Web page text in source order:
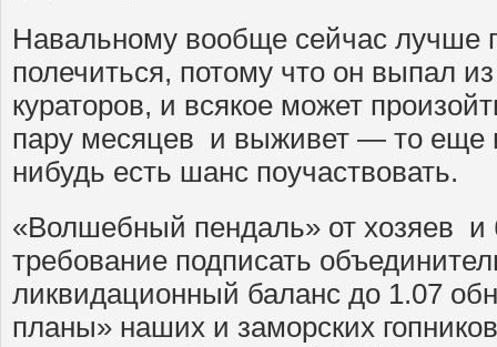
Навальному вообще сейчас лучше
полечиться, потому что он выпал
кураторов, и всякое может
пару месяцев и выживет — то еще
нибудь есть шанс поучаствовать.
«Волшебный пендаль» от хозяев и
требование подписать
ликвидационный баланс до 1.07
планы» наших и заморских